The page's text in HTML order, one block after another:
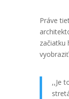
Práve
začiatku
,,Je